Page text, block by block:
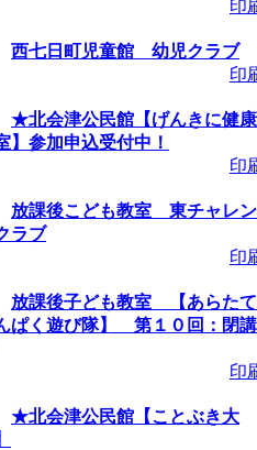
間：～
号乗車体
」
こびる塾
期間：～
号乗車体
くり」」 受
印
西七日町児童館 幼児クラブ
印
★北会津公民館【げんきに健康
】参加申込受付中！
印
放課後こども教室 東チャレン
ラブ
印
放課後子ども教室 【あらたて
ぱく遊び隊】 第１０回：閉講
印
★北会津公民館【ことぶき大